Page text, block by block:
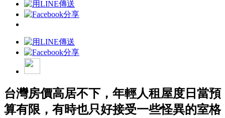
台灣房價高居不下，年輕人租屋度日當預
算有限，有時也只好接受一些怪異的室格